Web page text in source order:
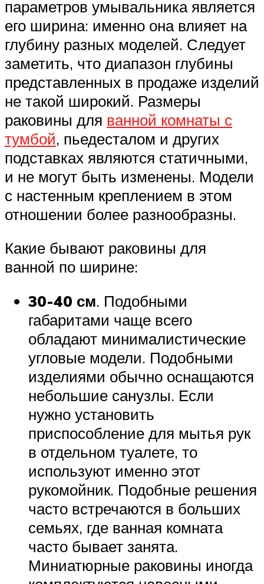
параметров умывальника является
его ширина: именно она влияет на
глубину разных моделей. Следует
заметить, что диапазон глубины
представленных в продаже изделий
не такой широкий. Размеры
раковины для ванной комнаты с
тумбой, пьедесталом и других
подставках являются статичными,
и не могут быть изменены. Модели
с настенным креплением в этом
отношении более разнообразны.
Какие бывают раковины для
ванной по ширине:
30-40 см. Подобными
габаритами чаще всего
обладают минималистические
угловые модели. Подобными
изделиями обычно оснащаются
небольшие санузлы. Если
нужно установить
приспособление для мытья рук
в отдельном туалете, то
используют именно этот
рукомойник. Подобные решения
часто встречаются в больших
семьях, где ванная комната
часто бывает занята.
Миниатюрные раковины иногда